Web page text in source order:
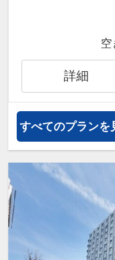
インターネッ
200000011026
・添い寝のお
ジャマ・ハブ
いません。
ご持参いただく
たします。
料で貸出しいた
・エキストラベ
幅にご注意くだ
〔朝食について
・こちらは朝食
朝食を希望され
ご予約されるか
空
詳細
すべてのプランを